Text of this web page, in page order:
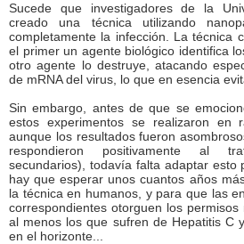
Sucede que investigadores de la
creado una técnica utilizando
completamente la infección. La técnica
el primer un agente biológico identifica
otro agente lo destruye, atacando
de mRNA del virus, lo que en esencia
Sin embargo, antes de que se
estos experimentos se realizaron en
aunque los resultados fueron
respondieron positivamente al
secundarios), todavía falta adaptar esto
hay que esperar unos cuantos años
la técnica en humanos, y para que las
correspondientes otorguen los permisos
al menos los que sufren de Hepatitis C
en el horizonte...